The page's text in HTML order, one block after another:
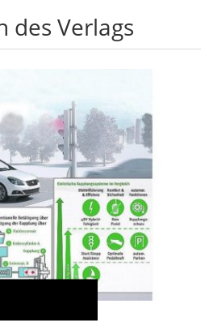
des Verlags